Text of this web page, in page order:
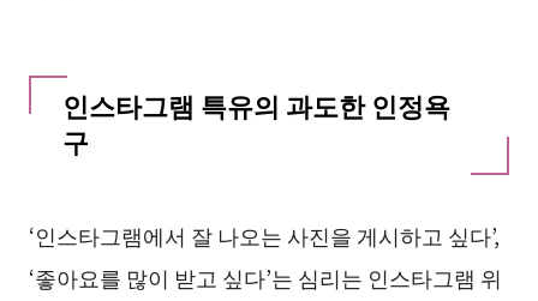
인스타그램 특유의 과도한 인정욕
구
‘인스타그램에서 잘 나오는 사진을 게시하고 싶다’,
‘좋아요를 많이 받고 싶다’는 심리는 인스타그램 위